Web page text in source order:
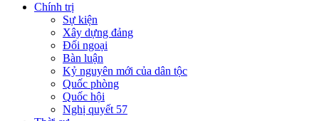
Chính trị
Sự kiện
Xây dựng đảng
Đối ngoại
Bàn luận
Kỷ nguyên mới của dân tộc
Quốc phòng
Quốc hội
Nghị quyết 57